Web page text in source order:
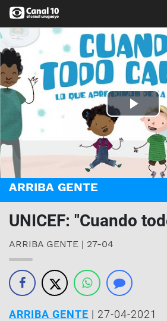
ARRIBA GENTE
UNICEF: "Cuando
ARRIBA GENTE | 27-04
ARRIBA GENTE | 27-04-2021